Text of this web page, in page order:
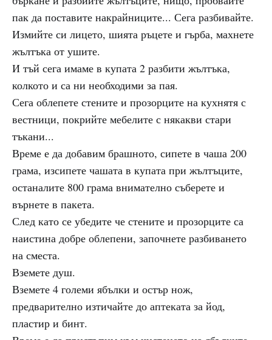
пак да поставите накрайниците... Сега разбивайте.
Измийте си лицето, шията ръцете и гърба, махнете
жълтъка от ушите.
И тъй сега имаме в купата 2 разбити жълтъка,
колкото и са ни необходими за пая.
Сега облепете стените и прозорците на кухнятя с
вестници, покрийте мебелите с някакви стари
тъкани...
Време е да добавим брашното, сипете в чаша 200
грама, изсипете чашата в купата при жълтъците,
останалите 800 грама внимателно съберете и
върнете в пакета.
След като се убедите че стените и прозорците са
наистина добре облепени, започнете разбиването
на сместа.
Вземете душ.
Вземете 4 големи ябълки и остър нож,
предварително изтичайте до аптеката за йод,
пластир и бинт.